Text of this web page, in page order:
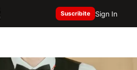
Suscribite Sign In